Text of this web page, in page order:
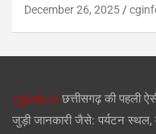
December 26, 2025
cginfo.in छत्तीसगढ़ की पहली
जुड़ी जानकारी जैसे: पर्यटन स्थल,